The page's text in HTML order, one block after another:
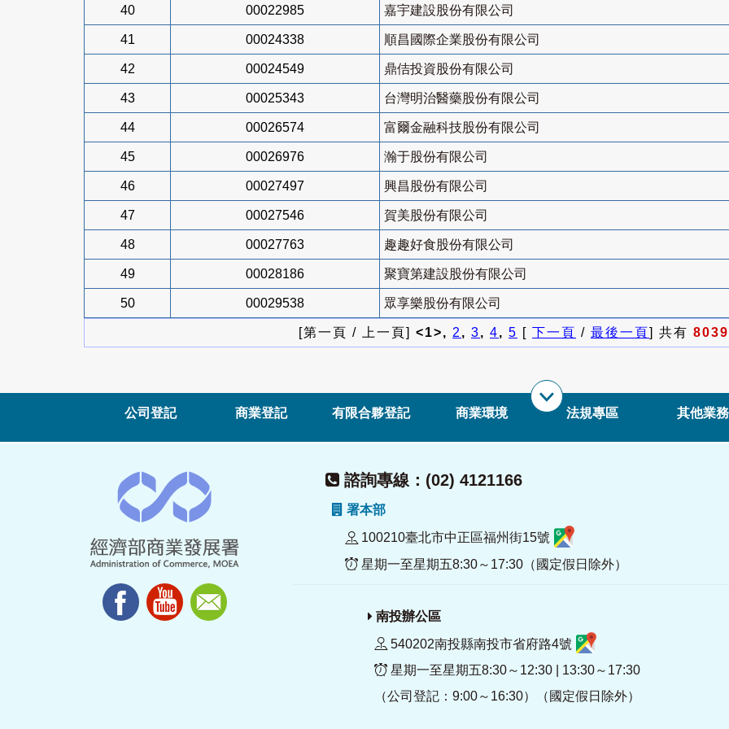
40 00022985 嘉宇建設股份有限公司
41 00024338 順昌國際企業股份有限公司
42 00024549 鼎佶投資股份有限公司
43 00025343 台灣明治醫藥股份有限公司
44 00026574 富爾金融科技股份有限公司
45 00026976 瀚于股份有限公司
46 00027497 興昌股份有限公司
47 00027546 賀美股份有限公司
48 00027763 趣趣好食股份有限公司
49 00028186 聚寶第建設股份有限公司
50 00029538 眾享樂股份有限公司
[第一頁 / 上一頁] <1>, 2, 3, 4, 5 [ 下一頁 / 最後一頁] 共有 8039
公司登記 商業登記 有限合夥登記 商業環境 法規專區 其他業務
諮詢專線：(02) 4121166
署本部
100210臺北市中正區福州街15號
星期一至星期五8:30～17:30（國定假日除外）
南投辦公區
540202南投縣南投市省府路4號
星期一至星期五8:30～12:30 | 13:30～17:30
（公司登記：9:00～16:30）（國定假日除外）